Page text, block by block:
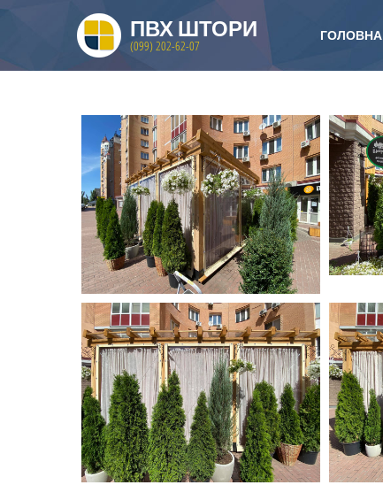
ПВХ ШТОРИ
(099) 202-62-07
ГОЛОВНА